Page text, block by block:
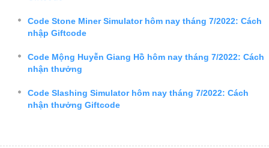
Code Stone Miner Simulator hôm nay tháng 7/2022: Cách
nhập Giftcode
Code Mộng Huyễn Giang Hồ hôm nay tháng 7/2022: Cách
nhận thưởng
Code Slashing Simulator hôm nay tháng 7/2022: Cách
nhận thưởng Giftcode